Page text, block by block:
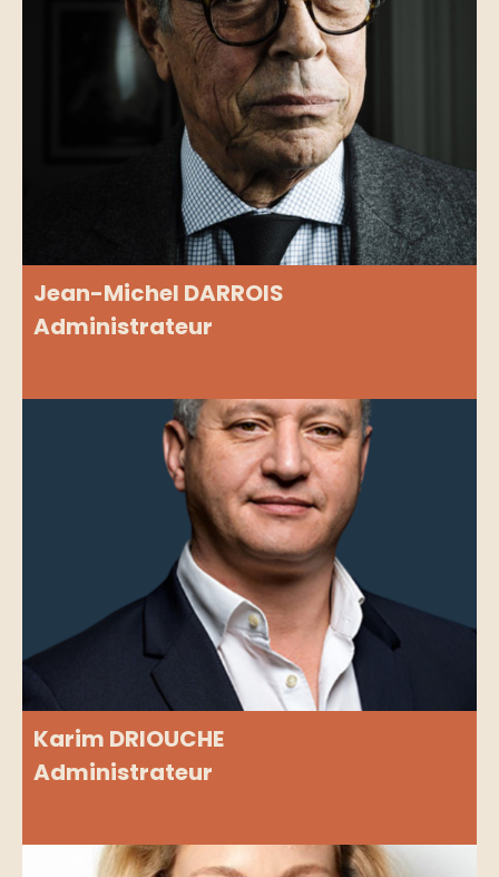
Jean-Michel DARROIS
Administrateur
Karim DRIOUCHE
Administrateur